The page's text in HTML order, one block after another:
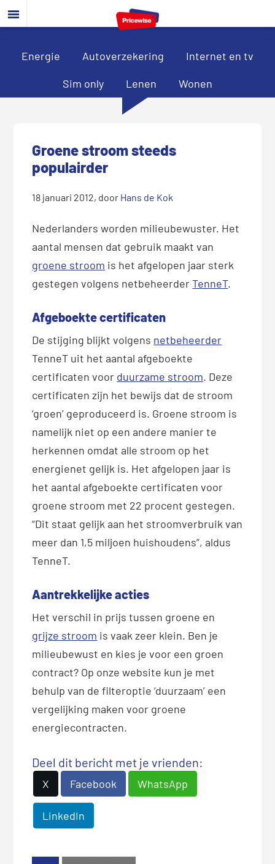
Door
naar
hoofd
Spring
naar
eerste
Spring
naar
voettekst
Energie Autoverzekering Internet en tv
Sim only Lenen Wonen
Groene stroom steeds
populairder
18 januari 2012, door Hans de Kok
Nederlanders worden milieubewuster. Het
aantal mensen dat gebruik maakt van
groene stroom is het afgelopen jaar sterk
gestegen volgens netbeheerderTenneT.
Afgeboekte certificaten
De stijging blijkt volgens netbeheerder
TenneT uit het aantal afgeboekte
certificaten voor duurzame stroom. Deze
certificaten zijn het bewijs dat de stroom
‘groen’ geproduceerd is. Groene stroom is
namelijk niet op een andere manier te
herkennen omdat alle stroom op het
energienet gelijk is. Het afgelopen jaar is
het aantal afgeboekte certificaten voor
groene stroom met 22 procent gestegen.
“Dit staat gelijk aan het stroomverbruik van
meer dan 1,5 miljoen huishoudens”, aldus
TenneT.
Aantrekkelijke acties
Het verschil in prijs tussen groene en
grijze stroom is vaak zeer klein. Ben je
milieubewust en kies je voor een groen
contract? Op onze website kun je met
behulp van de filteroptie ‘duurzaam’ een
vergelijking maken voor groene
energiecontracten.
Deel dit bericht met je vrienden:
X Facebook WhatsApp
LinkedIn